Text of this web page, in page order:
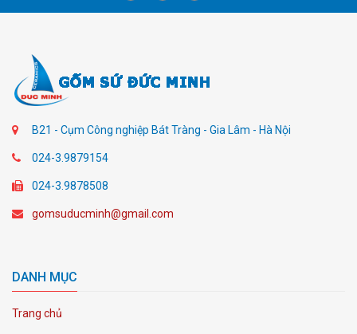
B21 - Cụm Công nghiệp Bát Tràng - Gia Lâm - Hà Nội
024-3.9879154
024-3.9878508
gomsuducminh@gmail.com
DANH MỤC
Trang chủ